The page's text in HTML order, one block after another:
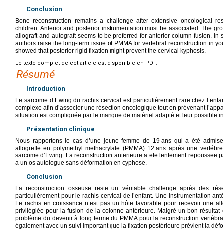
Conclusion
Bone reconstruction remains a challenge after extensive oncological
children. Anterior and posterior instrumentation must be associated. The
allograft and autograft seems to be preferred for anterior column fusion. In
authors raise the long-term issue of PMMA for vertebral reconstruction in
showed that posterior rigid fixation might prevent the cervical kyphosis.
Le texte complet de cet article est disponible en PDF.
Résumé
Introduction
Le sarcome d’Ewing du rachis cervical est particulièrement rare chez
complexe afin d’associer une résection oncologique tout en prévenant
situation est compliquée par le manque de matériel adapté et leur possible
Présentation clinique
Nous rapportons le cas d’une jeune femme de 19 ans qui a été
allogreffe en polymethyl methacrylate (PMMA) 12 ans après une
sarcome d’Ewing. La reconstruction antérieure a été lentement repoussée
a un os autologue sans déformation en cyphose.
Conclusion
La reconstruction osseuse reste un véritable challenge après des
particulièrement pour le rachis cervical de l’enfant. Une instrumentation
Le rachis en croissance n’est pas un hôte favorable pour recevoir une
privilégiée pour la fusion de la colonne antérieure. Malgré un bon résultat
problème du devenir à long terme du PMMA pour la reconstruction
également avec un suivi important que la fixation postérieure prévient la